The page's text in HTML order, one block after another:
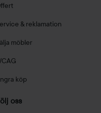
& reklamation
möbler
köp
oss